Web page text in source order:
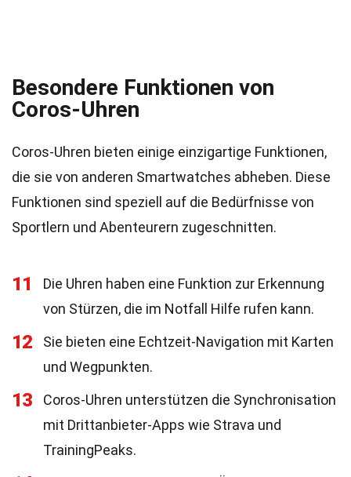
Besondere Funktionen von
Coros-Uhren
Coros-Uhren bieten einige einzigartige Funktionen,
die sie von anderen Smartwatches abheben. Diese
Funktionen sind speziell auf die Bedürfnisse von
Sportlern und Abenteurern zugeschnitten.
11
Die Uhren haben eine Funktion zur Erkennung
von Stürzen, die im Notfall Hilfe rufen kann.
12
Sie bieten eine Echtzeit-Navigation mit Karten
und Wegpunkten.
13
Coros-Uhren unterstützen die Synchronisation
mit Drittanbieter-Apps wie Strava und
TrainingPeaks.